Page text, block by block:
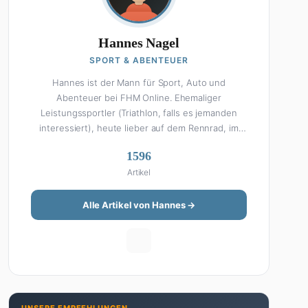
Hannes Nagel
SPORT & ABENTEUER
Hannes ist der Mann für Sport, Auto und
Abenteuer bei FHM Online. Ehemaliger
Leistungssportler (Triathlon, falls es jemanden
interessiert), heute lieber auf dem Rennrad, im
Wissen über Sport ist enzyklopädisch: Egal ob
Bundesliga-Analyse, Formel 1, UFC oder Olympia –
Hannes liefert fundierte Einschätzungen mit der
Leidenschaft eines echten Fans. Aber Sport ist
nur die halbe Miete: Hannes ist auch unser Auto-
Seite. Wenn Hannes mal nicht über Sport oder
1596
Artikel
Alle Artikel von Hannes →